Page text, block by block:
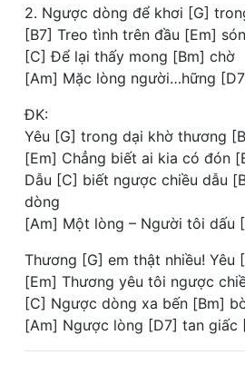
2. Ngược dòng để khơi [G]
[B7] Treo tình trên đầu [Em]
[C] Để lại thấy mong [Bm] chờ
[Am] Mặc lòng người…hững
ĐK:
Yêu [G] trong dại khờ thương
[Em] Chẳng biết ai kia có đón
Dẫu [C] biết ngược chiều dẫu
dòng
[Am] Một lòng – Người tôi dấu
Thương [G] em thật nhiều! Yêu
[Em] Thương yêu tôi ngược
[C] Ngược dòng xa bến [Bm]
[Am] Ngược lòng [D7] tan giấc